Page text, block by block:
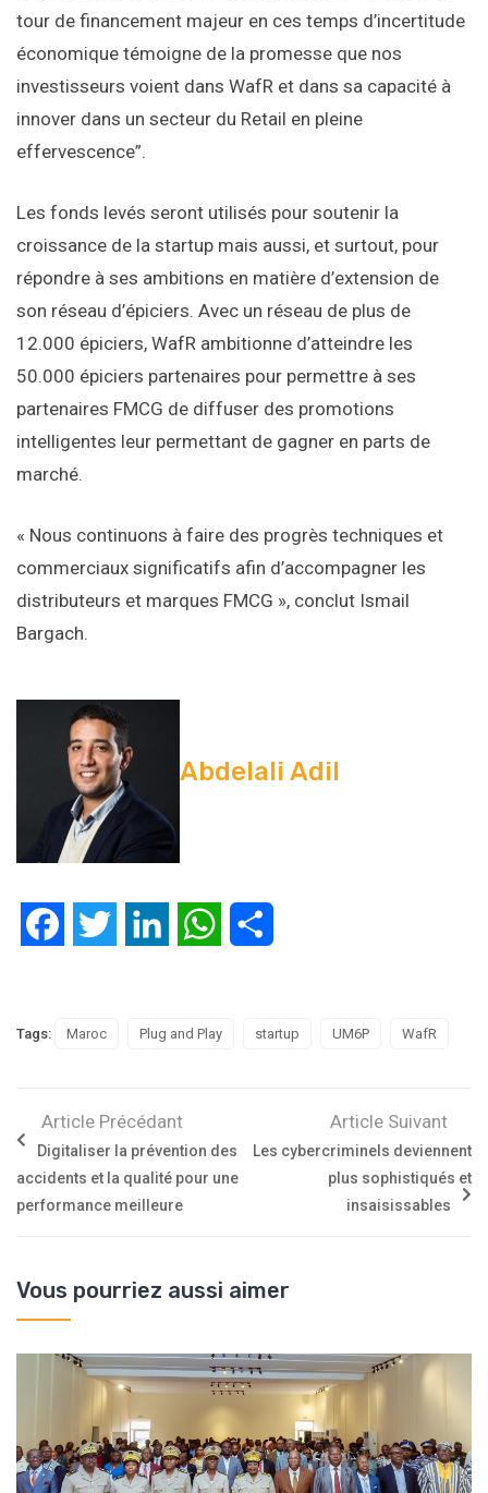
tour de financement majeur en ces temps d’incertitude
économique témoigne de la promesse que nos
investisseurs voient dans WafR et dans sa capacité à
innover dans un secteur du Retail en pleine
effervescence”.
Les fonds levés seront utilisés pour soutenir la
croissance de la startup mais aussi, et surtout, pour
répondre à ses ambitions en matière d’extension de
son réseau d’épiciers. Avec un réseau de plus de
12.000 épiciers, WafR ambitionne d’atteindre les
50.000 épiciers partenaires pour permettre à ses
partenaires FMCG de diffuser des promotions
intelligentes leur permettant de gagner en parts de
marché.
« Nous continuons à faire des progrès techniques et
commerciaux significatifs afin d’accompagner les
distributeurs et marques FMCG », conclut Ismail
Bargach.
Abdelali Adil
FacebookTwitter LinkedIn WhatsApp
Tags: Maroc Plug and Play startup UM6P WafR
Article Précédant
Digitaliser la prévention des
accidents et la qualité pour une
performance meilleure
Article Suivant
Les cybercriminels deviennent
plus sophistiqués et
insaisissables
Vous pourriez aussi aimer